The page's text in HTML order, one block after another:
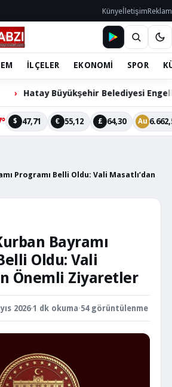
KünyeİletişimReklam
İLÇELER EKONOMİ SPOR
Büyükşehir Belediyesi Engelli
$ 47,71 € 55,12 £ 64,30 Au
Programı Belli Oldu: Vali Masatlı’dan
Bayramı
Oldu: Vali
Önemli Ziyaretler
2026·1 dk okuma·54 görüntülenme